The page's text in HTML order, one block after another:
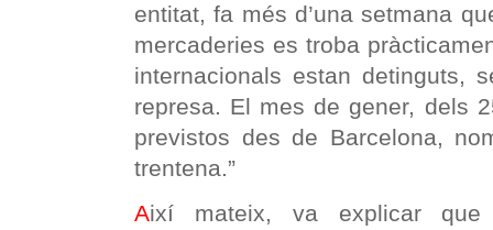
entitat, fa més d’una setmana
mercaderies es troba
internacionals estan detinguts,
represa. El mes de gener, dels
previstos des de Barcelona,
trentena.”
Així mateix, va explicar que